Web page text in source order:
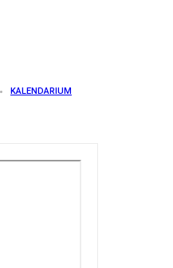
KALENDARIUM